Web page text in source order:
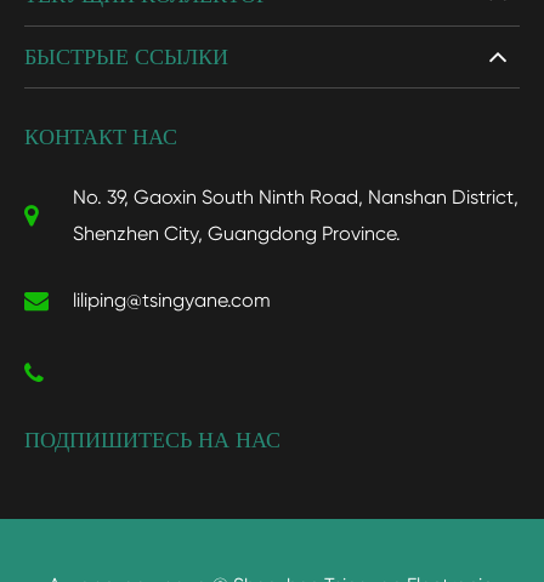
БЫСТРЫЕ ССЫЛКИ
КОНТАКТ НАС
No. 39, Gaoxin South Ninth Road, Nanshan District,
Shenzhen City, Guangdong Province.
liliping@tsingyane.com
ПОДПИШИТЕСЬ НА НАС